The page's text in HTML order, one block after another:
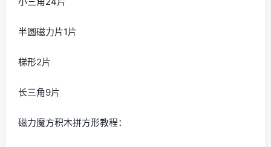
半圆磁力片1片
梯形2片
长三角9片
磁力魔方积木拼方形教程：